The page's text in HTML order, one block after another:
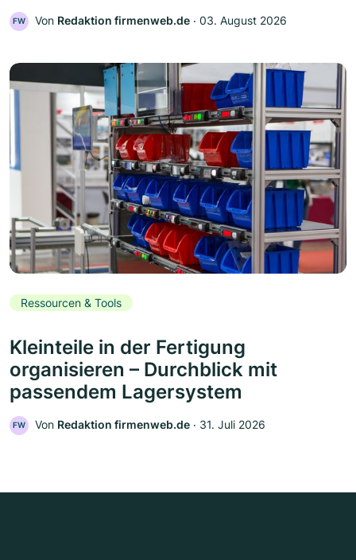
FW Von Redaktion firmenweb.de ‧ 03. August 2026
Ressourcen & Tools
Kleinteile in der Fertigung
organisieren – Durchblick mit
passendem Lagersystem
FW Von Redaktion firmenweb.de ‧ 31. Juli 2026